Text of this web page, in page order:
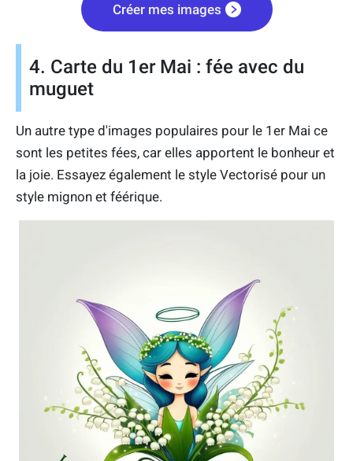
Créer mes images
4. Carte du 1er Mai : fée avec du
muguet
Un autre type d'images populaires pour le 1er Mai ce
sont les petites fées, car elles apportent le bonheur et
la joie. Essayez également le style Vectorisé pour un
style mignon et féérique.